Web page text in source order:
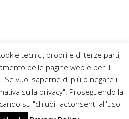
STUDI DI URBINO CARLO BO
tecnici, propri e di terze parti,
delle pagine web e per il
Se vuoi saperne di più o negare il
sulla privacy". Proseguendo la
su "chiudi" acconsenti all'uso